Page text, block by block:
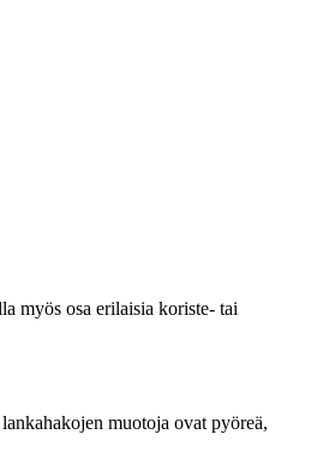
myös osa erilaisia koriste- tai
muotoja ovat pyöreä,